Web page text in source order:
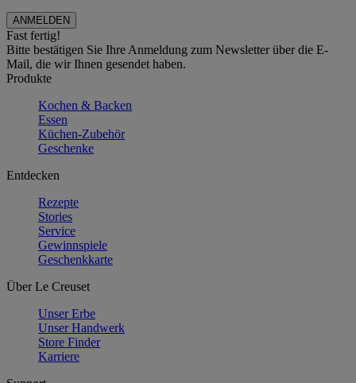
Fast fertig!
Bitte bestätigen Sie Ihre Anmeldung zum Newsletter über die E-
Mail, die wir Ihnen gesendet haben.
Produkte
Kochen & Backen
Essen
Küchen-Zubehör
Geschenke
Entdecken
Rezepte
Stories
Service
Gewinnspiele
Geschenkkarte
Über Le Creuset
Unser Erbe
Unser Handwerk
Store Finder
Karriere